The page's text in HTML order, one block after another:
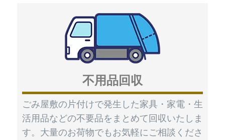
不用品回収
ごみ屋敷の片付けで発生した家具・家電・生
活用品などの不要品をまとめて回収いたしま
す。大量のお荷物でもお気軽にご相談くださ